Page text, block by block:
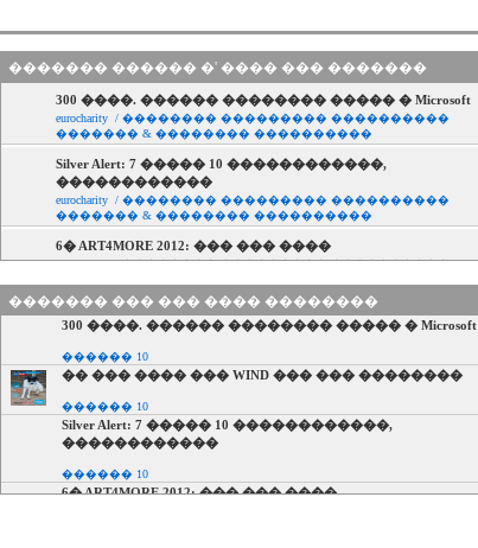
������� ������ �' ���� ��� �������
300 ����. ������ �������� ����� � Microsoft
eurocharity / �������� ��������� ����������
������� & �������� ����������
Silver Alert: 7 ����� 10 ������������,
������������
eurocharity / �������� ��������� ����������
������� & �������� ����������
6� ART4MORE 2012: ��� ��� ����
eurocharity / �������� ��������� ����������
������� ��� ��� ���� ��������
300 ����. ������ �������� ����� � Microsoft
������ 10
�� ��� ���� ��� WIND ��� ��� ��������
������ 10
Silver Alert: 7 ����� 10 ������������,
������������
������ 10
6� ART4MORE 2012: ��� ��� ����